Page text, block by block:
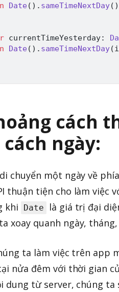
Date( ) . sameTimeNextDay( )
currentTimeYesterday:
Date( ) . sameTimeNextDay(
cách
ngày:
chuyển một ngày về
thuận tiện cho làm việc
khi
Date
là giá trị đại
xoay quanh ngày,
ta làm việc trên app
nửa đêm với thời gian
dung từ server, chúng